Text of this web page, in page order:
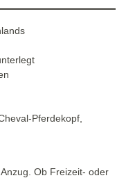
Pferdekopf,
Ob Freizeit- oder